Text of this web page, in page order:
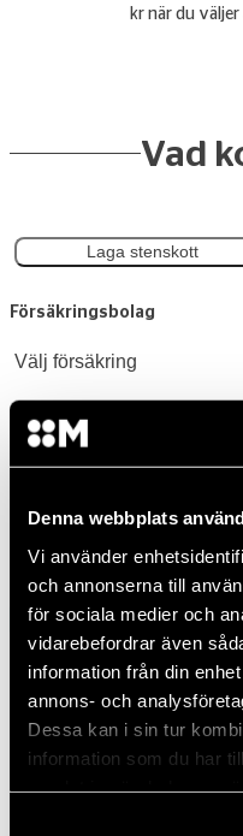
Denna webbplats
Vi använder
och annonserna till
för sociala medier och
vidarebefordrar även
information från din
annons- och
Dessa kan i sin tur
information som du har
kr när du
Vad
Laga stenskott
Försäkringsbolag
UPPSKATTAD KOSTNAD
Välj försäkringsbolag för att se
Vanliga